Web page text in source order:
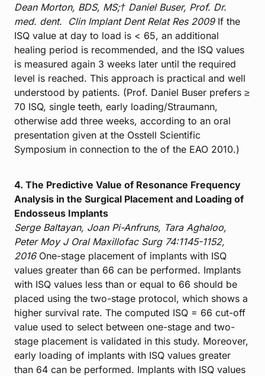
Dean Morton, BDS, MS;† Daniel Buser, Prof. Dr.
med. dent.
Clin Implant Dent Relat Res 2009If the
ISQ value at day to load is < 65, an additional
healing period is recommended, and the ISQ values
is measured again 3 weeks later until the required
level is reached. This approach is practical and well
understood by patients. (Prof. Daniel Buser prefers ≥
70 ISQ, single teeth, early loading/Straumann,
otherwise add three weeks, according to an oral
presentation given at the Osstell Scientific
Symposium in connection to the of the EAO 2010.)
4. The Predictive Value of Resonance Frequency
Analysis in the Surgical Placement and Loading of
Endosseus Implants
Serge Baltayan, Joan Pi-Anfruns, Tara Aghaloo,
Peter Moy J Oral Maxillofac Surg 74:1145-1152,
2016One-stage placement of implants with ISQ
values greater than 66 can be performed. Implants
with ISQ values less than or equal to 66 should be
placed using the two-stage protocol, which shows a
higher survival rate. The computed ISQ = 66 cut-off
value used to select between one-stage and two-
stage placement is validated in this study. Moreover,
early loading of implants with ISQ values greater
than 64 can be performed. Implants with ISQ values